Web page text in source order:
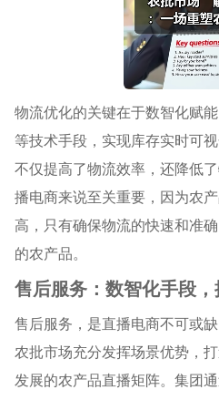
物流优化的关键在于数智化赋
等技术手段，实现库存实时可
不仅提高了物流效率，还降低
播电商来说至关重要，因为农
高，只有确保物流的快速和准
的农产品。
售后服务：数智化手段
售后服务，是直播电商不可或
农批市场充分发挥场景优势，
发展的农产品直播矩阵。集团